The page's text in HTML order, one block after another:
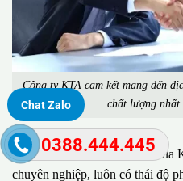
Công ty KTA cam kết mang đến
chất lượng nhất
Đặc biệt, đội ngũ nhân viên của
chuyên nghiệp, luôn có thái độ
Chat Zalo
0388.444.445